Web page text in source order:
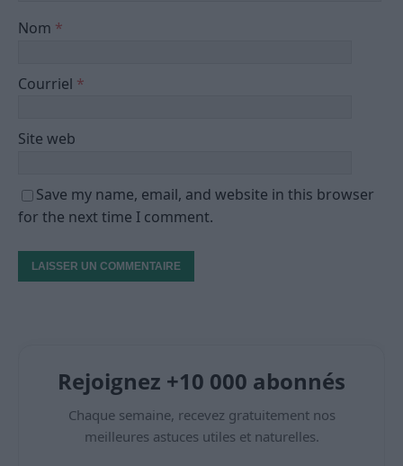
Nom *
Courriel *
Site web
Save my name, email, and website in this browser
for the next time I comment.
Rejoignez +10 000 abonnés
Chaque semaine, recevez gratuitement nos
meilleures astuces utiles et naturelles.